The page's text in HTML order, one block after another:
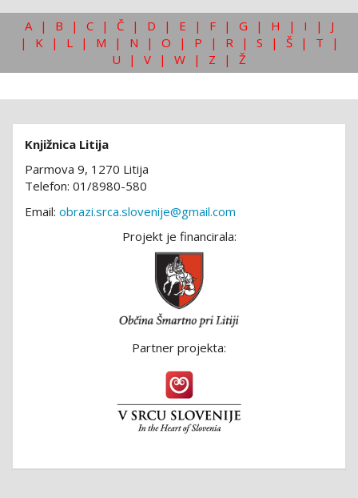
A | B | C | Č | D | E | F | G | H | I |
J
|
K | L | M | N | O | P | R | S | Š | T
|
U
| V | W | Z | Ž
Knjižnica Litija
Parmova 9, 1270 Litija
Telefon: 01/8980-580
Email: obrazi.srca.slovenije@gmail.com
Projekt je financirala:
Partner projekta: